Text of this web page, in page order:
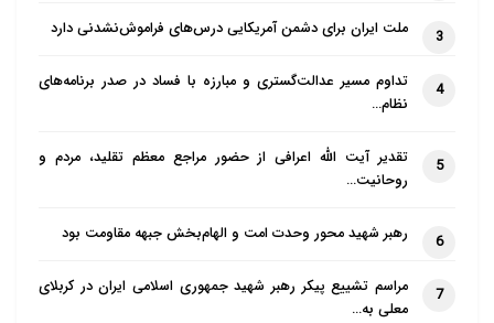
3 ملت ایران برای دشمن آمریکایی درس‌های فراموش‌نشدنی دارد
4
تداوم مسیر عدالت‌گستری و مبارزه با فساد در صدر برنامه‌های
نظام…
5
تقدیر آیت الله اعرافی از حضور مراجع معظم تقلید، مردم و
روحانیت…
6 رهبر شهید محور وحدت امت و الهام‌بخش جبهه مقاومت بود
7
مراسم تشییع پیکر رهبر شهید جمهوری اسلامی ایران در کربلای
معلی به…